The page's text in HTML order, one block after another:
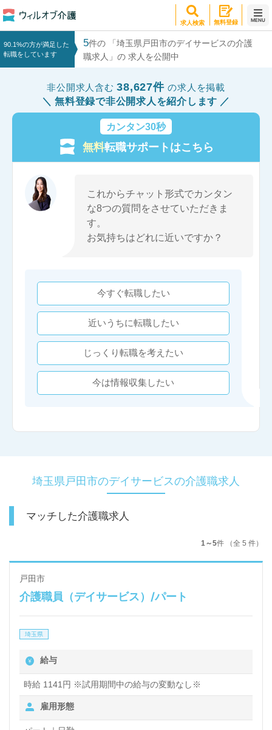
求人検索 無料登録 MENU
90.1%の方が満足した
転職をしています
5件の 「埼玉県戸田市のデイサービスの介護
職求人」の 求人を公開中
非公開求人含む38,627件の求人を掲載
無料登録で非公開求人を紹介します
カンタン30秒
無料転職サポートはこちら
これからチャット形式でカンタン
な8つの質問をさせていただきま
す。
お気持ちはどれに近いですか？
今すぐ転職したい
近いうちに転職したい
じっくり転職を考えたい
今は情報収集したい
埼玉県戸田市のデイサービスの介護職求人
マッチした介護職求人
1～5件 （全 5 件）
戸田市
介護職員（デイサービス）/パート
埼玉県
給与
時給 1141円 ※試用期間中の給与の変動なし※
雇用形態